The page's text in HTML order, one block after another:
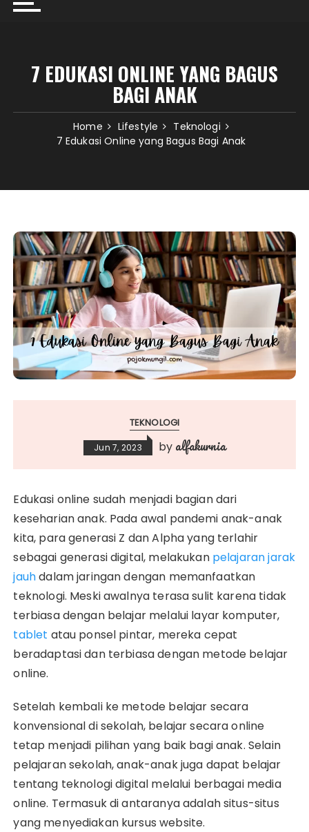
7 EDUKASI ONLINE YANG BAGUS
BAGI ANAK
Home Lifestyle
Teknologi
7 Edukasi Online yang Bagus Bagi Anak
TEKNOLOGI
Jun 7, 2023 by alfakurnia
Edukasi online sudah menjadi bagian dari
keseharian anak. Pada awal pandemi anak-anak
kita, para generasi Z dan Alpha yang terlahir
sebagai generasi digital, melakukan pelajaran jarak
jauhdalam jaringan dengan memanfaatkan
teknologi. Meski awalnya terasa sulit karena tidak
terbiasa dengan belajar melalui layar komputer,
tablet atau ponsel pintar, mereka cepat
beradaptasi dan terbiasa dengan metode belajar
online.
Setelah kembali ke metode belajar secara
konvensional di sekolah, belajar secara online
tetap menjadi pilihan yang baik bagi anak. Selain
pelajaran sekolah, anak-anak juga dapat belajar
tentang teknologi digital melalui berbagai media
online. Termasuk di antaranya adalah situs-situs
yang menyediakan kursus website.